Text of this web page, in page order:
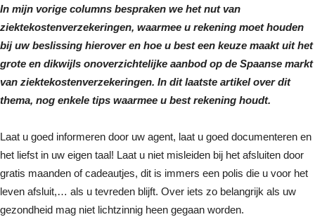
In mijn vorige columns bespraken we het nut van
ziektekostenverzekeringen, waarmee u rekening moet houden
bij uw beslissing hierover en hoe u best een keuze maakt uit het
grote en dikwijls onoverzichtelijke aanbod op de Spaanse markt
van ziektekostenverzekeringen. In dit laatste artikel over dit
thema, nog enkele tips waarmee u best rekening houdt.
Laat u goed informeren door uw agent, laat u goed documenteren en
het liefst in uw eigen taal! Laat u niet misleiden bij het afsluiten door
gratis maanden of cadeautjes, dit is immers een polis die u voor het
leven afsluit,… als u tevreden blijft. Over iets zo belangrijk als uw
gezondheid mag niet lichtzinnig heen gegaan worden.